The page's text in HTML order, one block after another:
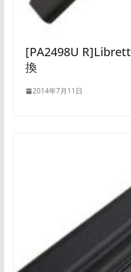
[PA2498U
換
2014年7月11日